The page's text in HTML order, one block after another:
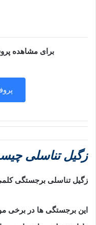
برای مشاهده
زگیل تناسلی
زگیل تناسلی برجستگی
این برجستگی ها در برخی